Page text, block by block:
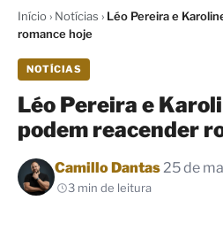
Início› Notícias › Léo Pereira e
romance hoje
NOTÍCIAS
Léo Pereira e
podem reacender
Por
Camillo Dantas25 de
3 min de leitura